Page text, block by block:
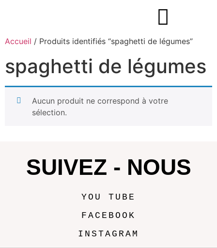
Accueil / Produits identifiés “spaghetti de légumes”
spaghetti de légumes
Aucun produit ne correspond à votre
sélection.
SUIVEZ - NOUS
YOU TUBE
FACEBOOK
INSTAGRAM